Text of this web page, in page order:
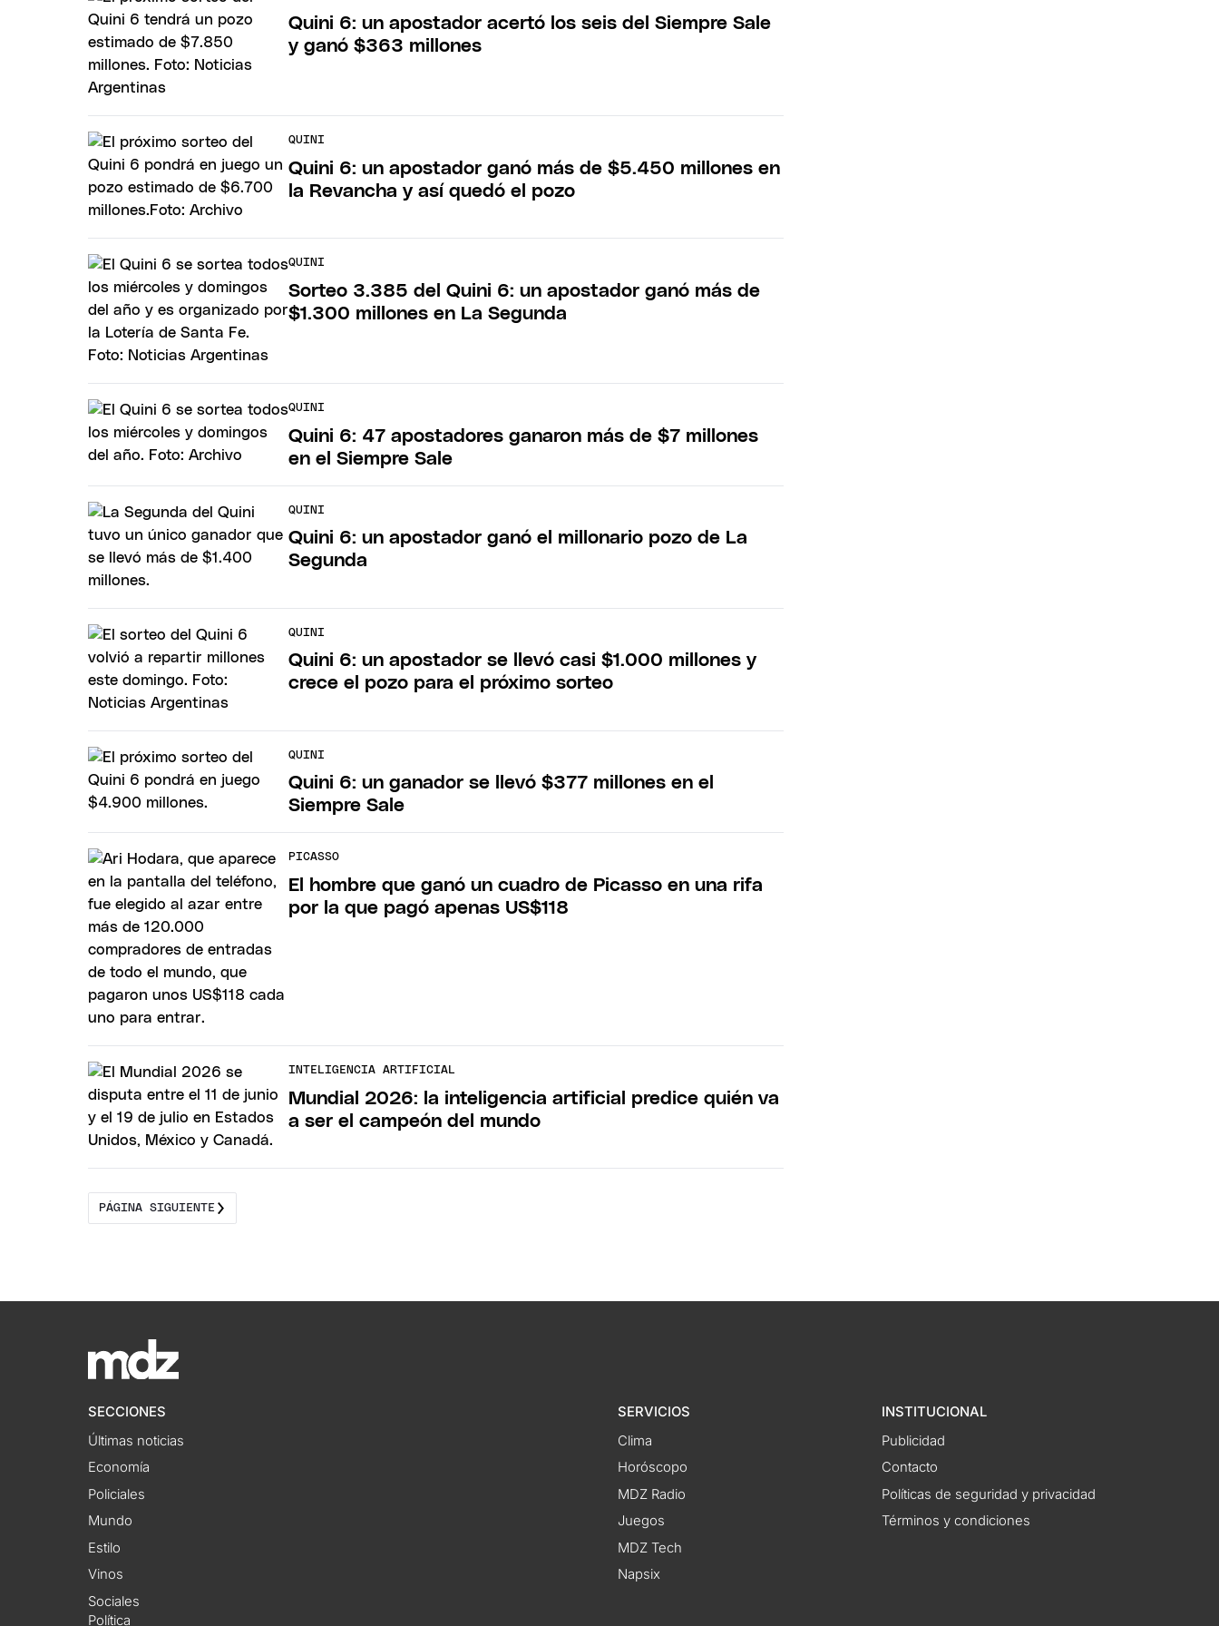
Quini 6: un apostador acertó los seis del Siempre Sale
y ganó $363 millones
QUINI
Quini 6: un apostador ganó más de $5.450 millones en
la Revancha y así quedó el pozo
QUINI
Sorteo 3.385 del Quini 6: un apostador ganó más de
$1.300 millones en La Segunda
QUINI
Quini 6: 47 apostadores ganaron más de $7 millones
en el Siempre Sale
QUINI
Quini 6: un apostador ganó el millonario pozo de La
Segunda
QUINI
Quini 6: un apostador se llevó casi $1.000 millones y
crece el pozo para el próximo sorteo
QUINI
Quini 6: un ganador se llevó $377 millones en el
Siempre Sale
PICASSO
El hombre que ganó un cuadro de Picasso en una rifa
por la que pagó apenas US$118
INTELIGENCIA ARTIFICIAL
Mundial 2026: la inteligencia artificial predice quién va
a ser el campeón del mundo
PÁGINA SIGUIENTE
SECCIONES
Últimas noticias
Economía
Policiales
Mundo
Estilo
Vinos
Sociales
Política
SERVICIOS
Clima
Horóscopo
MDZ Radio
Juegos
MDZ Tech
Napsix
INSTITUCIONAL
Publicidad
Contacto
Políticas de seguridad y privacidad
Términos y condiciones